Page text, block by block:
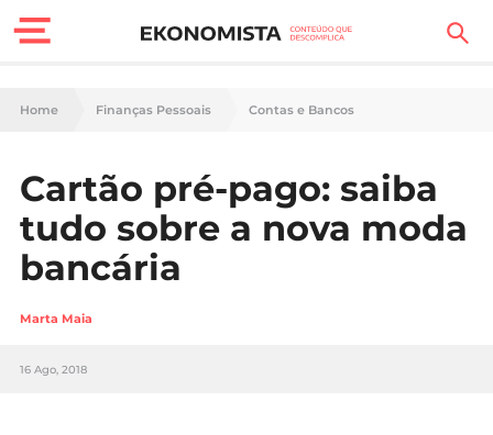
Finanças Pessoais
Carreira
Casa
Lifestyle
Sociedade
Home Finanças Pessoais Contas e Bancos
Cartão pré-pago: saiba
tudo sobre a nova moda
bancária
Marta Maia
16 Ago, 2018